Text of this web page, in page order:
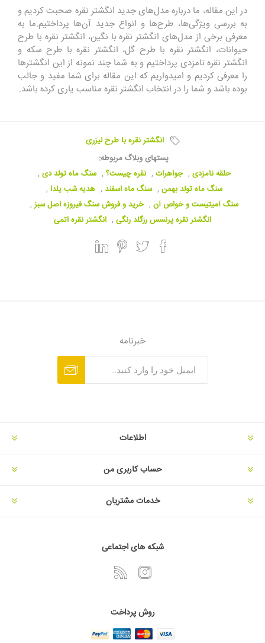
در این مقاله، ما درباره مدل‌های جدید انگشتر نقره صحبت کردیم و
به بررسی ویژگی‌ها، طرح‌ها و انواع جدید آن‌ها پرداختیم.ما به
معرفی برخی از مدل‌های انگشتر نقره با نگین، انگشتر نقره با طرح
حیوانات، انگشتر نقره با طرح گل، انگشتر نقره با طرح سکه و
انگشتر نقره نامزدی پرداختیم و به شما چند نمونه از این انگشترها
را معرفی کردیم و امیدواریم که این مقاله برای شما مفید و جالب
بوده باشد و شما را در انتخاب انگشتر نقره مناسب یاری کرده باشد.
انگشتر نقره با طرح لیزری
پستهای وبلاگ مربوطه:
حلقه نامزدی , جواهرات , نقره چیست؟ , سنگ ماه تولد دی ,
سنگ ماه تولد بهمن , سنگ ماه اسفند , هدیه شب یلدا ,
سنگ آمیتیست و خواص آن , خرید و فروش سنگ فیروزه اصل سبز ,
انگشتر نقره پرنسس رزگلد رنگی , انگشتر نقره اتمی
خبرنامه
اطلاعات
حساب کاربری من
خدمات مشتریان
شبکه های اجتماعی
روش پرداخت